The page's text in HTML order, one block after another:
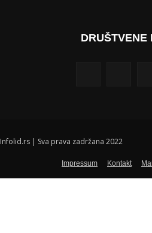
DRUŠTVENE
Infolid.rs | Sva prava zadržana 2022
Impressum Kontakt